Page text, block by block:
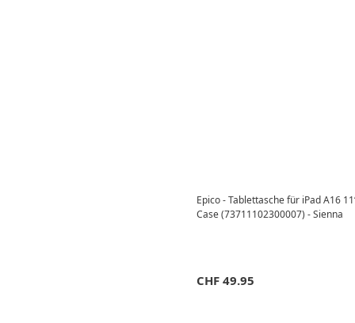
Epico - Tablettasche für iPad A16
Case (73711102300007) - Sienna
CHF 49.95